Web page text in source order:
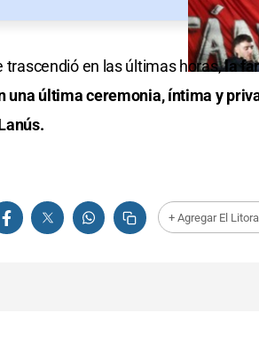
trascendió en las últimas horas,la
una última ceremonia, íntima y
+ Agregar El